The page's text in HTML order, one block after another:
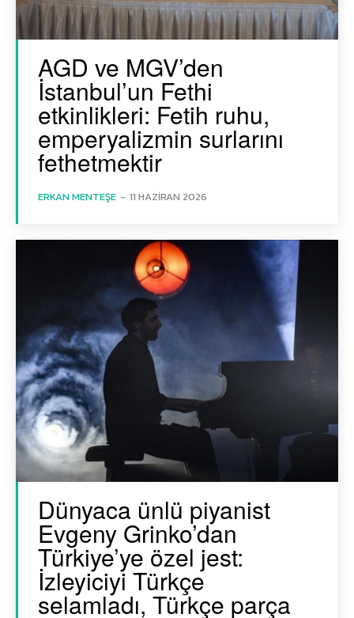
AGD ve MGV’den
İstanbul’un Fethi
etkinlikleri: Fetih ruhu,
emperyalizmin surlarını
fethetmektir
ERKAN MENTEŞE - 11 HAZIRAN 2026
Dünyaca ünlü piyanist
Evgeny Grinko’dan
Türkiye’ye özel jest:
İzleyiciyi Türkçe
selamladı, Türkçe parça